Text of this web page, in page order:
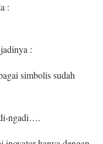
:
:
simbolis sudah
ngadi….